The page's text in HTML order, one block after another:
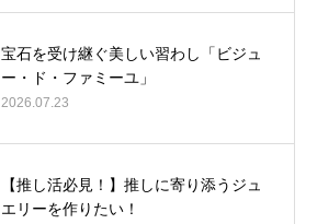
宝石を受け継ぐ美しい習わし「ビジュ
ー・ド・ファミーユ」
2026.07.23
【推し活必見！】推しに寄り添うジュ
エリーを作りたい！